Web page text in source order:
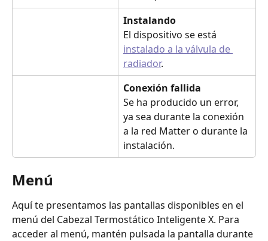
Instalando
El dispositivo se está
instalado a la válvula de
radiador.
Conexión fallida
Se ha producido un error,
ya sea durante la conexión
a la red Matter o durante la
instalación.
Menú
Aquí te presentamos las pantallas disponibles en el
menú del Cabezal Termostático Inteligente X. Para
acceder al menú, mantén pulsada la pantalla durante